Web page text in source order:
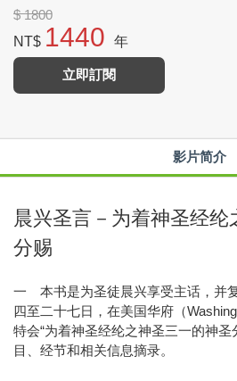
$ 1800
NT$ 1440 年
立即訂閱
影片简介
晨兴圣言－为着神圣经
分赐
一 本书是为圣徒晨兴享受主话，并
四至二十七日，在美国华府（
特会“为着神圣经纶之神圣三一的神圣
目、经节和相关信息摘录。